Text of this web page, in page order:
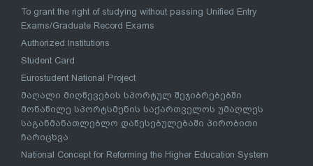
To grant the right of studying without passing Unified Entry
Exams/Graduate Record Exams
Authorized Institutions
Student Card
Eurostudent National Project
მაღალი მიღწევების სპორტულ შეჯიბრებებში
მონაწილე სპორტსმენის საქართველოს უმაღლეს
საგანმანათლებლო დაწესებულებაში პირობითი
ჩარიცხვა
National Concept for Reforming the Higher Education System